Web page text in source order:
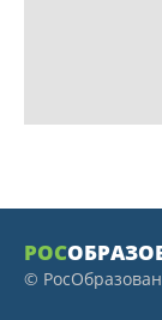
РОС
©